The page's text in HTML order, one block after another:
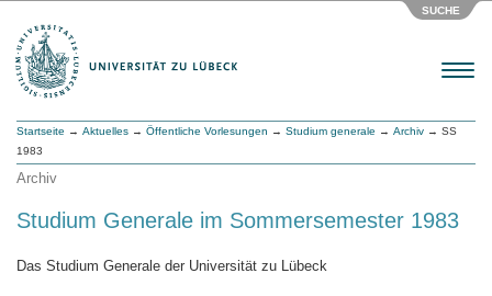
SUCHE
Menu
Startseite → Aktuelles → Öffentliche Vorlesungen → Studium generale → Archiv → SS
1983
Archiv
Studium Generale im Sommersemester 1983
Das Studium Generale der Universität zu Lübeck